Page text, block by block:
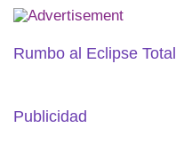
Rumbo al Eclipse Total
Publicidad